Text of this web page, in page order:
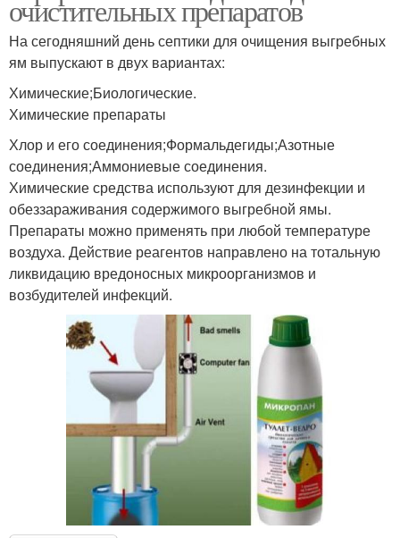
очистительных препаратов
На сегодняшний день септики для очищения выгребных
ям выпускают в двух вариантах:
Химические;Биологические.
Химические препараты
Хлор и его соединения;Формальдегиды;Азотные
соединения;Аммониевые соединения.
Химические средства используют для дезинфекции и
обеззараживания содержимого выгребной ямы.
Препараты можно применять при любой температуре
воздуха. Действие реагентов направлено на тотальную
ликвидацию вредоносных микроорганизмов и
возбудителей инфекций.